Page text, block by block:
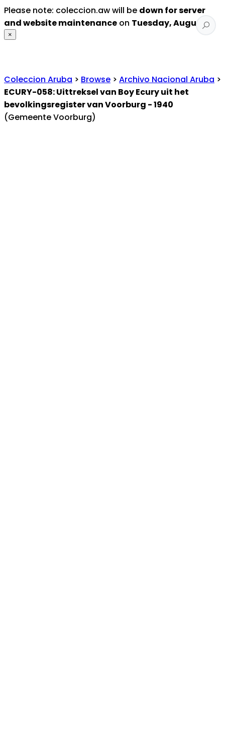
Please note: coleccion.aw will be down for server
and website maintenance on Tuesday, August 4
×
Coleccion Aruba > Browse > Archivo Nacional Aruba >
ECURY-058: Uittreksel van Boy Ecury uit het
bevolkingsregister van Voorburg - 1940
(Gemeente Voorburg)